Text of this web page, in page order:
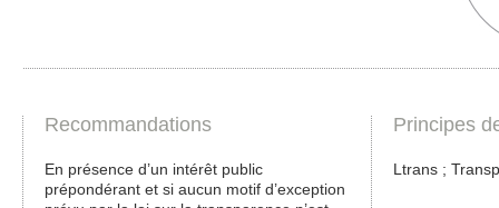
Recommandations
En présence d’un intérêt public
prépondérant et si aucun motif d’exception
Principes
Ltrans ;